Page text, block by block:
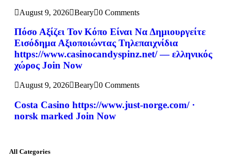
August 9, 2026 Beary 0 Comments
Πόσο Αξίζει Τον Κόπο Είναι Να Δημιουργείτε
Εισόδημα Αξιοποιώντας Τηλεπαιχνίδια
https://www.casinocandyspinz.net/ — ελληνικός
χώρος Join Now
August 9, 2026 Beary 0 Comments
Costa Casino https://www.just-norge.com/ ·
norsk marked Join Now
All Categories